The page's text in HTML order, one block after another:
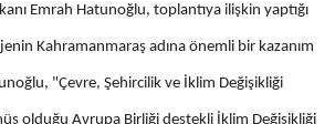
Emrah Hatunoğlu, toplantıya ilişkin yaptığı
Kahramanmaraş adına önemli bir kazanım
"Çevre, Şehircilik ve İklim Değişikliği
olduğu Avrupa Birliği destekli İklim Değişikliği